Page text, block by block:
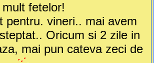
fetelor!
pentru. vineri.. mai avem
Oricum si 2 zile in
mai pun cateva zeci de